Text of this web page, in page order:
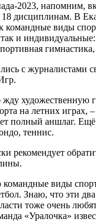
2023, напомним,
дисциплинам. В
командные виды
и
с журналистами
художественную
на летних играх,
полный аншлаг. Ещё
теннис.
рекомендует
виды
Знаю, что эти
тоже очень
«Уралочка»